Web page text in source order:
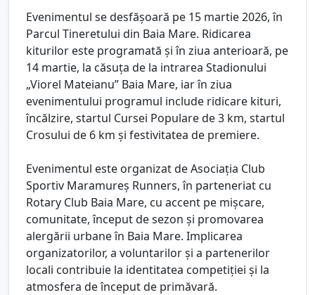
Evenimentul se desfășoară pe 15 martie 2026, în
Parcul Tineretului din Baia Mare. Ridicarea
kiturilor este programată și în ziua anterioară, pe
14 martie, la căsuța de la intrarea Stadionului
„Viorel Mateianu” Baia Mare, iar în ziua
evenimentului programul include ridicare kituri,
încălzire, startul Cursei Populare de 3 km, startul
Crosului de 6 km și festivitatea de premiere.
Evenimentul este organizat de Asociația Club
Sportiv Maramureș Runners, în parteneriat cu
Rotary Club Baia Mare, cu accent pe mișcare,
comunitate, început de sezon și promovarea
alergării urbane în Baia Mare. Implicarea
organizatorilor, a voluntarilor și a partenerilor
locali contribuie la identitatea competiției și la
atmosfera de început de primăvară.